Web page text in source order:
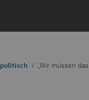
politisch „Wir müssen